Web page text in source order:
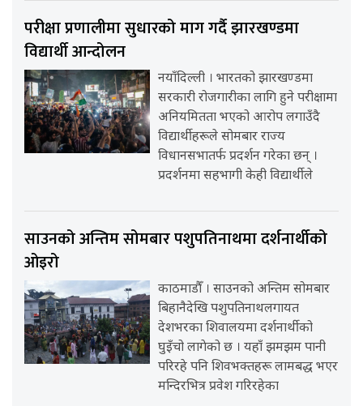
परीक्षा प्रणालीमा सुधारको माग गर्दै झारखण्डमा
विद्यार्थी आन्दोलन
नयाँदिल्ली । भारतको झारखण्डमा
सरकारी रोजगारीका लागि हुने परीक्षामा
अनियमितता भएको आरोप लगाउँदै
विद्यार्थीहरूले सोमबार राज्य
विधानसभातर्फ प्रदर्शन गरेका छन् ।
प्रदर्शनमा सहभागी केही विद्यार्थीले
साउनको अन्तिम सोमबार पशुपतिनाथमा दर्शनार्थीको
ओइरो
काठमाडौँ । साउनको अन्तिम सोमबार
बिहानैदेखि पशुपतिनाथलगायत
देशभरका शिवालयमा दर्शनार्थीको
घुइँचो लागेको छ । यहाँ झमझम पानी
परिरहे पनि शिवभक्तहरू लामबद्ध भएर
मन्दिरभित्र प्रवेश गरिरहेका